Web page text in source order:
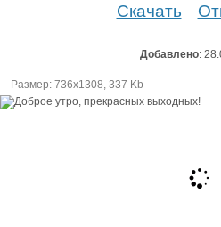
Скачать
Добавлено:
Размер: 736х1308, 337 Kb